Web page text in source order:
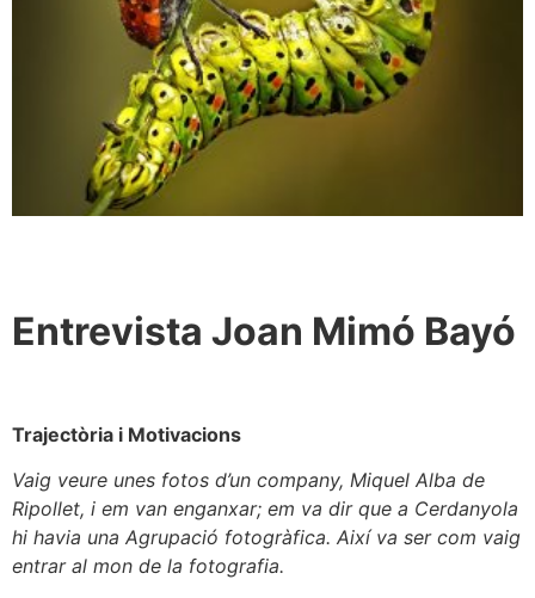
Entrevista Joan Mimó Bayó
Trajectòria i Motivacions
Vaig veure unes fotos d’un company, Miquel Alba de
Ripollet, i em van enganxar; em va dir que a Cerdanyola
hi havia una Agrupació fotogràfica. Així va ser com vaig
entrar al mon de la fotografia.